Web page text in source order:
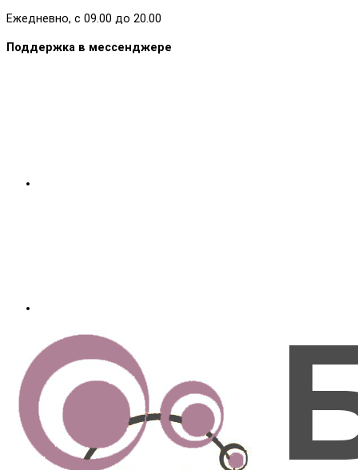
Ежедневно, с 09.00 до 20.00
Поддержка в мессенджере